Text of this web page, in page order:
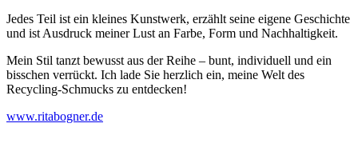
Jedes Teil ist ein kleines Kunstwerk, erzählt seine eigene Geschichte
und ist Ausdruck meiner Lust an Farbe, Form und Nachhaltigkeit.
Mein Stil tanzt bewusst aus der Reihe – bunt, individuell und ein
bisschen verrückt. Ich lade Sie herzlich ein, meine Welt des
Recycling-Schmucks zu entdecken!
www.ritabogner.de